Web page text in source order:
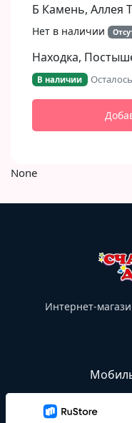
Б Камень, Аллея
Нет в наличии
Находка,
В наличии
None
Интернет-